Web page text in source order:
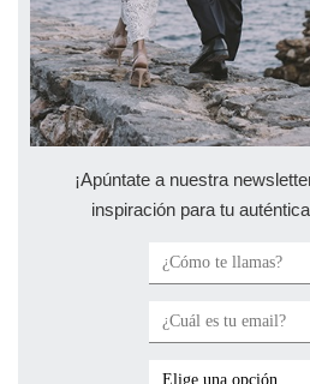
¡Apúntate a nuestra
inspiración para tu